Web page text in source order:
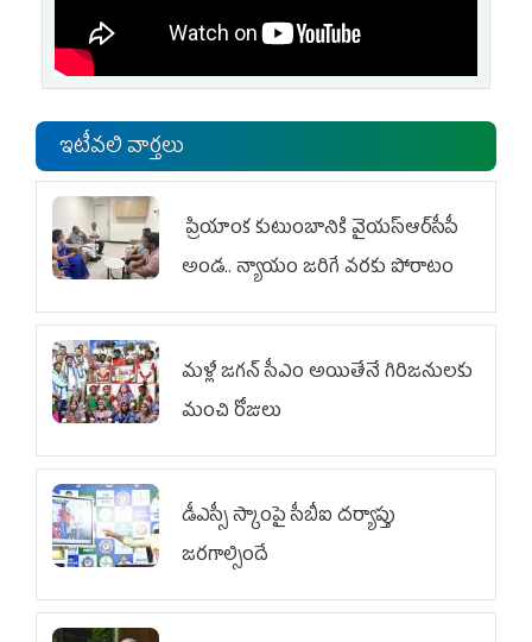
ఇటీవలి వార్తలు
ప్రియాంక కుటుంబానికి వైయ‌స్ఆర్‌సీపీ
అండ.. న్యాయం జరిగే వరకు పోరాటం
మళ్లీ జగన్ సీఎం అయితేనే గిరిజనులకు
మంచి రోజులు
డీఎస్సీ స్కాంపై సీబీఐ దర్యాప్తు
జరగాల్సిందే